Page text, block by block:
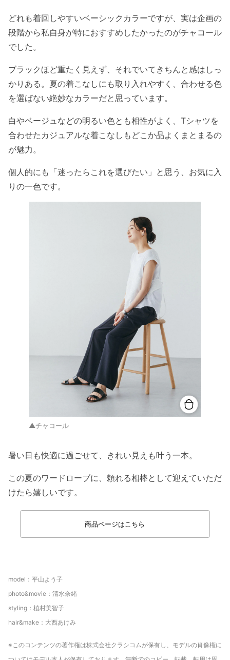
どれも着回しやすいベーシックカラーですが、実は企画の
段階から私自身が特におすすめしたかったのがチャコール
でした。
ブラックほど重たく見えず、それでいてきちんと感はしっ
かりある。夏の着こなしにも取り入れやすく、合わせる色
を選ばない絶妙なカラーだと思っています。
白やベージュなどの明るい色とも相性がよく、Tシャツを
合わせたカジュアルな着こなしもどこか品よくまとまるの
が魅力。
個人的にも「迷ったらこれを選びたい」と思う、お気に入
りの一色です。
▲チャコール
暑い日も快適に過ごせて、きれい見えも叶う一本。
この夏のワードローブに、頼れる相棒として迎えていただ
けたら嬉しいです。
商品ページはこちら
model：平山よう子
photo&movie：清水奈緒
styling：植村美智子
hair&make：大西あけみ
※このコンテンツの著作権は株式会社クラシコムが保有し、モデルの肖像権に